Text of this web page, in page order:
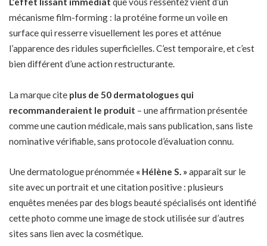
mécanisme film-forming : la protéine forme un voile en
surface qui resserre visuellement les pores et atténue
l’apparence des ridules superficielles. C’est temporaire, et c’est
bien différent d’une action restructurante.
La marque cite plus de 50 dermatologues qui
recommanderaient le produit – une affirmation présentée
comme une caution médicale, mais sans publication, sans liste
nominative vérifiable, sans protocole d’évaluation connu.
Une dermatologue prénommée « Hélène S. »apparaît sur le
site avec un portrait et une citation positive : plusieurs
enquêtes menées par des blogs beauté spécialisés ont identifié
cette photo comme une image de stock utilisée sur d’autres
sites sans lien avec la cosmétique.